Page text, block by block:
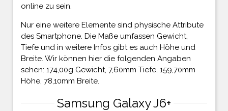
online zu sein.
Nur eine weitere Elemente sind physische Attribute
des Smartphone. Die Maße umfassen Gewicht,
Tiefe und in weitere Infos gibt es auch Höhe und
Breite. Wir können hier die folgenden Angaben
sehen: 174,00g Gewicht, 7,60mm Tiefe, 159,70mm
Höhe, 78,10mm Breite.
Samsung Galaxy J6+